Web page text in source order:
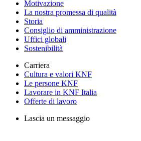
Motivazione
La nostra promessa di qualità
Storia
Consiglio di amministrazione
Uffici globali
Sostenibilità
Carriera
Cultura e valori KNF
Le persone KNF
Lavorare in KNF Italia
Offerte di lavoro
Lascia un messaggio